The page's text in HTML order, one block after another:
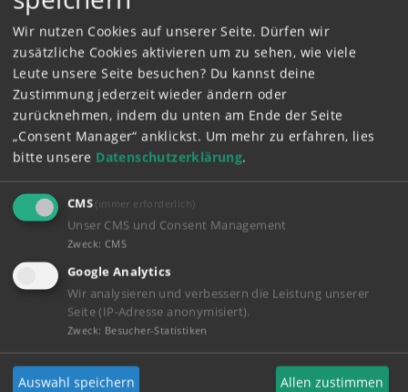
inali
20.11.2024 - 10:12
@Cindii
Ich hab dir bei Susanne Martin
geantwortet 😊
MarieHx
18.11.2024 - 17:54
Hi li,
Bist du da?
ich würde mich echt freuen wen wir
zusammen Chaten könnten.
Bis hoffentlich bald! LG deine
Chatfreundin Marie!
Mehr anzeigen(1)
Wir nutzen Cookies auf unserer Seite. Dürfen wir
zusätzliche Cookies aktivieren um zu sehen, wie viele
Leute unsere Seite besuchen? Du kannst deine
Zustimmung jederzeit wieder ändern oder
zurücknehmen, indem du unten am Ende der Seite
„Consent Manager“ anklickst. Um mehr zu erfahren, lies
bitte unsere Datenschutzerklärung.
CMS (immer erforderlich)
Unser CMS und Consent Management
Zweck: CMS
Google Analytics
Wir analysieren und verbessern die Leistung unserer
Seite (IP-Adresse anonymisiert).
Zweck: Besucher-Statistiken
Auswahl speichern Allen zustimmen